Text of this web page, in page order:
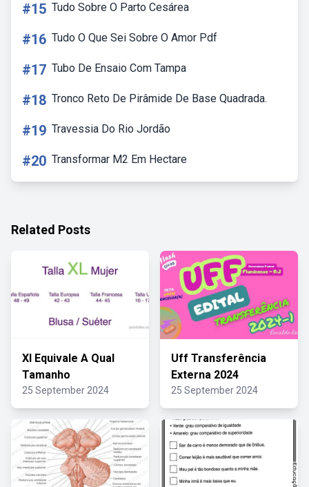
#15 Tudo Sobre O Parto Cesárea
#16 Tudo O Que Sei Sobre O Amor Pdf
#17 Tubo De Ensaio Com Tampa
#18 Tronco Reto De Pirâmide De Base Quadrada.
#19 Travessia Do Rio Jordão
#20 Transformar M2 Em Hectare
Related Posts
Xl Equivale A Qual
Tamanho
25 September 2024
Uff Transferência
Externa 2024
25 September 2024